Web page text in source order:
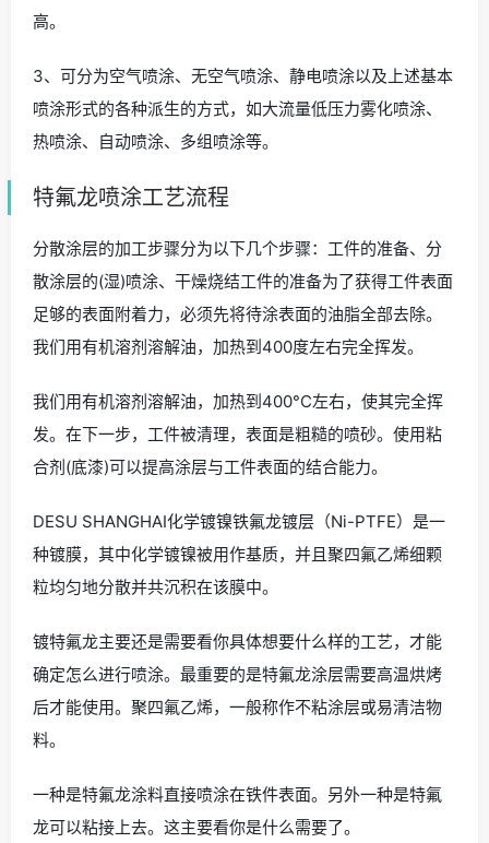
高。
3、可分为空气喷涂、无空气喷涂、静电喷涂以及上述基本
喷涂形式的各种派生的方式，如大流量低压力雾化喷涂、
热喷涂、自动喷涂、多组喷涂等。
特氟龙喷涂工艺流程
分散涂层的加工步骤分为以下几个步骤：工件的准备、分
散涂层的(湿)喷涂、干燥烧结工件的准备为了获得工件表面
足够的表面附着力，必须先将待涂表面的油脂全部去除。
我们用有机溶剂溶解油，加热到400度左右完全挥发。
我们用有机溶剂溶解油，加热到400°C左右，使其完全挥
发。在下一步，工件被清理，表面是粗糙的喷砂。使用粘
合剂(底漆)可以提高涂层与工件表面的结合能力。
DESU SHANGHAI化学镀镍铁氟龙镀层（Ni-PTFE）是一
种镀膜，其中化学镀镍被用作基质，并且聚四氟乙烯细颗
粒均匀地分散并共沉积在该膜中。
镀特氟龙主要还是需要看你具体想要什么样的工艺，才能
确定怎么进行喷涂。最重要的是特氟龙涂层需要高温烘烤
后才能使用。聚四氟乙烯，一般称作不粘涂层或易清洁物
料。
一种是特氟龙涂料直接喷涂在铁件表面。另外一种是特氟
龙可以粘接上去。这主要看你是什么需要了。